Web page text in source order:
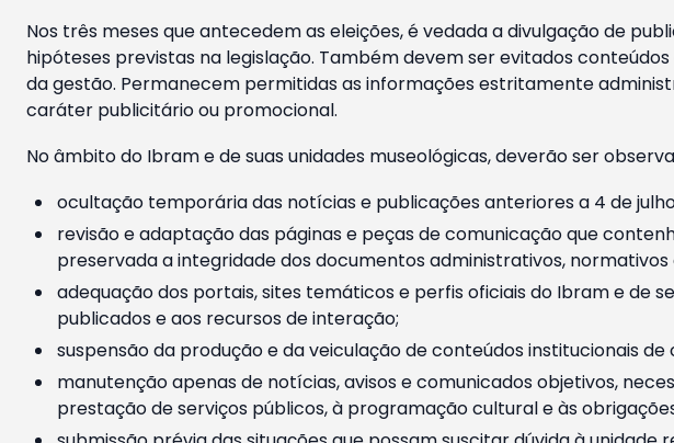
Nos três meses que antecedem as eleições, é vedada a divulgação de
hipóteses previstas na legislação. Também devem ser evitados
da gestão. Permanecem permitidas as informações estritamente
caráter publicitário ou promocional.
No âmbito do Ibram e de suas unidades museológicas, deverão ser
ocultação temporária das notícias e publicações anteriores a 4 de
revisão e adaptação das páginas e peças de comunicação que
preservada a integridade dos documentos administrativos, normativos
adequação dos portais, sites temáticos e perfis oficiais do Ibram e de
publicados e aos recursos de interação;
suspensão da produção e da veiculação de conteúdos institucionais
manutenção apenas de notícias, avisos e comunicados objetivos,
prestação de serviços públicos, à programação cultural e às